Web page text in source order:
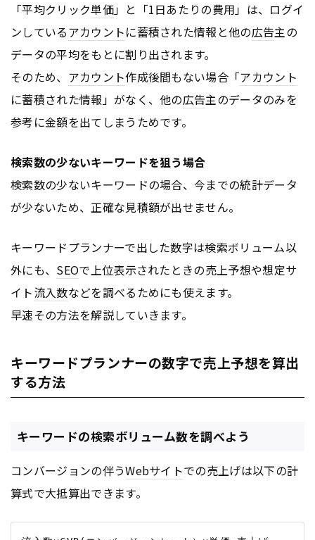
「平均クリック単価」と「1日あたりの費用」は、ログイ
ンしているアカウントに蓄積された情報と他の広告主の
データの平均をもとに割り出されます。
そのため、 アカウント作成後間もない場合「アカウント
に蓄積された情報」がなく、他の広告主のデータのみを
参考に金額を出てしまうためです。
検索数の少ないキーワードを狙う場合
検索数の少ないキーワードの場合、今までの統計データ
が少ないため、正確な見積額が出せません。
キーワードプランナーで出した数字は検索ボリューム以
外にも、 SEOで上位表示されたときの売上予想や想定サ
イト流入数などを調べるためにも使えます。
早速その方法を解説していきます。
キーワードプランナーの数字で売上予想を算出
する方法
キーワードの検索ボリューム数を調べよう
コンバージョンの伴うWebサイトでの売上げは以下の計
算式で大抵算出できます。